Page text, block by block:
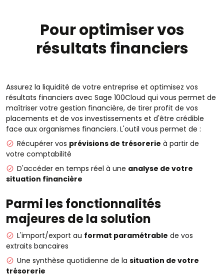
Pour optimiser vos
résultats financiers
Assurez la liquidité de votre entreprise et optimisez vos
résultats financiers avec Sage 100Cloud qui vous permet de
maîtriser votre gestion financière, de tirer profit de vos
placements et de vos investissements et d'être crédible
face aux organismes financiers. L'outil vous permet de :
Récupérer vos prévisions de trésorerie à partir de
votre comptabilité
D'accéder en temps réel à une analyse de votre
situation financière
Parmi les fonctionnalités
majeures de la solution
L'import/export au format paramétrable de vos
extraits bancaires
Une synthèse quotidienne de la situation de votre
trésorerie